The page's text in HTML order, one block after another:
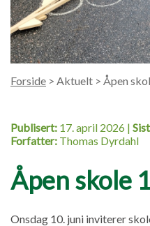
Forside > Aktuelt > Åpen
Publisert: 17. april 2026 |
Forfatter: Thomas Dyrdahl
Åpen skole
Onsdag 10. juni inviterer